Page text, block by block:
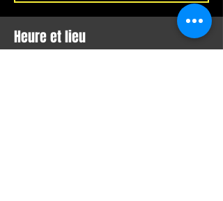
Heure et lieu